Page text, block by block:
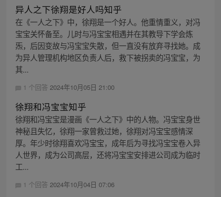
异人之下徐翔是好人吗知乎
在《一人之下》中，徐翔是一个好人。他重情重义，对冯
宝宝关怀备至。儿时与冯宝宝相遇并在其教导下学会炼
炁，后因变故与冯宝宝失散，但一直没有放弃寻找她。成
为异人管理机构地区负责人后，救下被拐卖的冯宝宝，为
其...
1 个回答 2024年10月05日 21:00
徐翔和冯宝宝知乎
徐翔和冯宝宝是漫画《一人之下》中的人物。冯宝宝身世
神秘且失忆，徐翔一家曾救过她，徐翔对冯宝宝感情深
厚。年少时徐翔喜欢冯宝宝，成年后为寻找冯宝宝卷入异
人世界，成为公司高层，还将冯宝宝安排进公司成为临时
工...
1 个回答 2024年10月04日 07:06